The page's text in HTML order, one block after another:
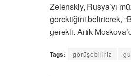
Zelenskiy, Rusya’yı
gerektiğini belirterek,
gerekli. Artık
Tags: görüşebiliriz